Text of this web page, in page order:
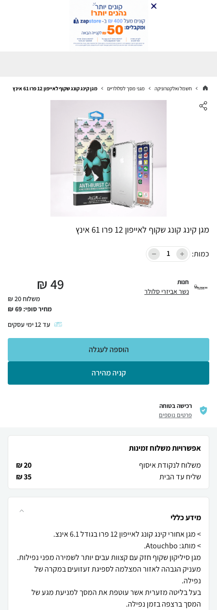
חשמל ואלקטרוניקה מגני מסך לסלולריים מגן קינג קונג שקוף לאייפון 12 פרו 61 אינץ
מגן קינג קונג שקוף לאייפון 12 פרו 61 אינץ
כמות:
חנות
נשר אביזרי סלולר 49
₪
משלוח 20 ₪
מחיר סופי: 69
₪
עד 12 ימי עסקים
קניה מהירה
הוספה לעגלה
רכישה בטוחה
פרטים נוספים
אפשרויות משלוח זמינות
משלוח לנקודת איסוף
20 ₪
שליח עד הבית
35 ₪
מידע כללי
מעניק הגבהה לאזור המצלמה לספיגת זעזועים במקרה של
בעל בליטה מזערית אשר עוטפת את המסך למניעת מגע של